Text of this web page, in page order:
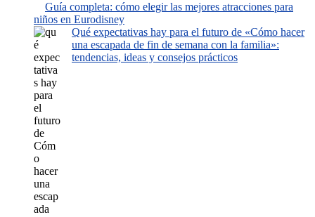
Guía completa: cómo elegir las mejores atracciones para
niños en Eurodisney
Qué expectativas hay para el futuro de «Cómo hacer
una escapada de fin de semana con la familia»:
tendencias, ideas y consejos prácticos